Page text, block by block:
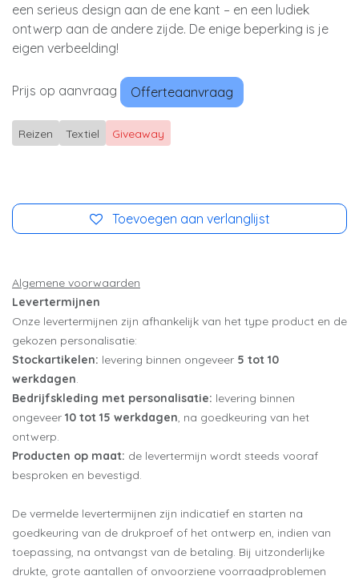
een serieus design aan de ene kant – en een ludiek
ontwerp aan de andere zijde. De enige beperking is je
eigen verbeelding!
Prijs op aanvraag Offerteaanvraag
Reizen Textiel Giveaway
Toevoegen aan verlanglijst
Algemene voorwaarden
Levertermijnen
Onze levertermijnen zijn afhankelijk van het type product en de
gekozen personalisatie:
Stockartikelen: levering binnen ongeveer 5 tot 10
werkdagen.
Bedrijfskleding met personalisatie: levering binnen
ongeveer 10 tot 15 werkdagen, na goedkeuring van het
ontwerp.
Producten op maat: de levertermijn wordt steeds vooraf
besproken en bevestigd.
De vermelde levertermijnen zijn indicatief en starten na
goedkeuring van de drukproef of het ontwerp en, indien van
toepassing, na ontvangst van de betaling. Bij uitzonderlijke
drukte, grote aantallen of onvoorziene voorraadproblemen